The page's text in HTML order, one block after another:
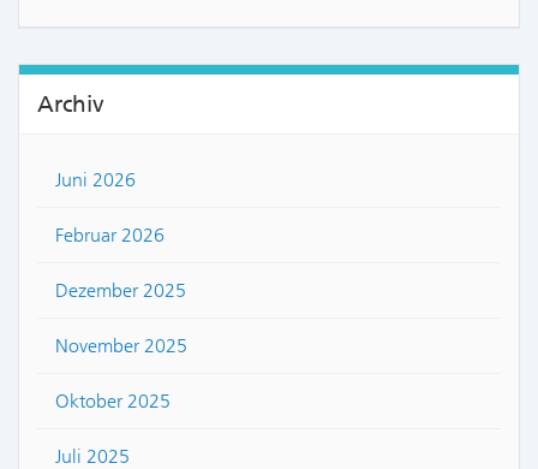
Archiv
Juni 2026
Februar 2026
Dezember 2025
November 2025
Oktober 2025
Juli 2025